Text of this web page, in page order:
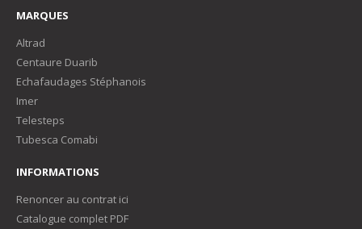
MARQUES
Altrad
Centaure Duarib
Echafaudages Stéphanois
Imer
Telesteps
Tubesca Comabi
INFORMATIONS
Renoncer au contrat ici
Catalogue complet PDF